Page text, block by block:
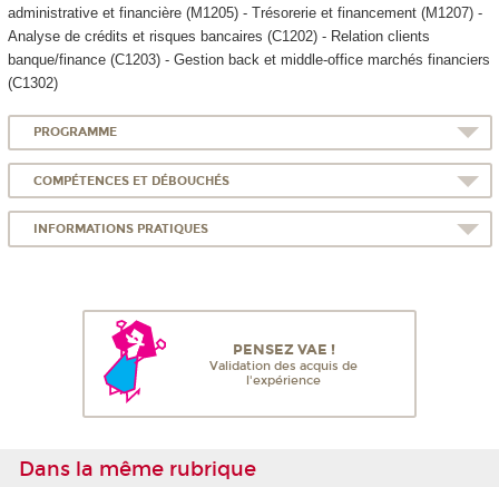
administrative et financière (M1205) - Trésorerie et financement (M1207) -
Analyse de crédits et risques bancaires (C1202) - Relation clients
banque/finance (C1203) - Gestion back et middle-office marchés financiers
(C1302)
PROGRAMME
COMPÉTENCES ET DÉBOUCHÉS
INFORMATIONS PRATIQUES
PENSEZ VAE !
Validation des acquis de
l'expérience
Dans la même rubrique